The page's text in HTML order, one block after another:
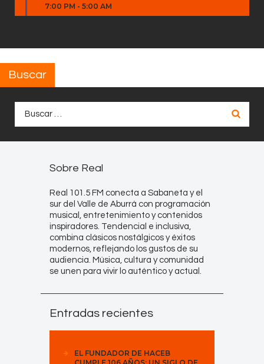
7:00 PM - 5:00 AM
Buscar
Sobre Real
Real 101.5 FM conecta a Sabaneta y el
sur del Valle de Aburrá con programación
musical, entretenimiento y contenidos
inspiradores. Tendencial e inclusiva,
combina clásicos nostálgicos y éxitos
modernos, reflejando los gustos de su
audiencia. Música, cultura y comunidad
se unen para vivir lo auténtico y actual.
Entradas recientes
EL FUNDADOR DE HACEB